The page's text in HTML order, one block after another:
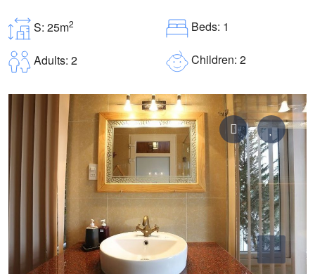
S: 25m2 Beds: 1
Adults: 2 Children: 2